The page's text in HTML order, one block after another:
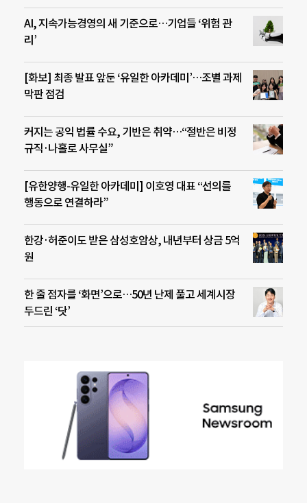
AI, 지속가능경영의 새 기준으로…기업들 ‘위험 관
리’
[화보] 최종 발표 앞둔 ‘유일한 아카데미’…조별 과제
막판 점검
커지는 공익 법률 수요, 기반은 취약…“절반은 비정
규직·나홀로 사무실”
[유한양행-유일한 아카데미] 이호영 대표 “선의를
행동으로 연결하라”
한강·허준이도 받은 삼성호암상, 내년부터 상금 5억
원
한 줄 점자를 ‘화면’으로…50년 난제 풀고 세계시장
두드린 ‘닷’